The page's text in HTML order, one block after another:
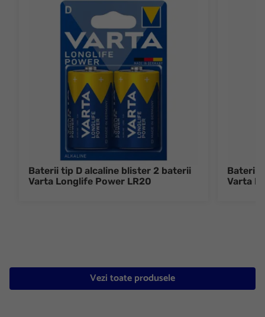
Baterii tip D alcaline blister 2 baterii
Varta Longlife Power LR20
Baterii
Varta
Vezi toate produsele